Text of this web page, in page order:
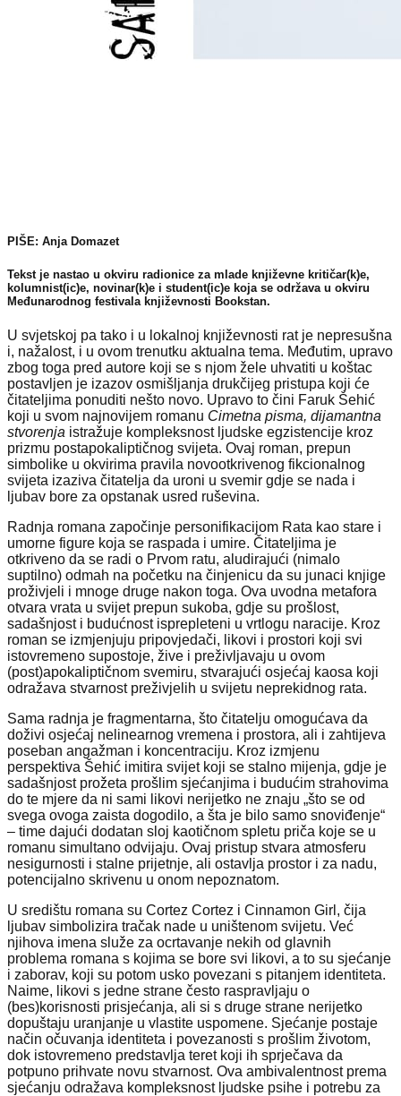
PIŠE: Anja Domazet
Tekst je nastao u okviru radionice za mlade književne kritičar(k)e,
kolumnist(ic)e, novinar(k)e i student(ic)e koja se održava u okviru
Međunarodnog festivala književnosti Bookstan.
U svjetskoj pa tako i u lokalnoj književnosti rat je nepresušna
i, nažalost, i u ovom trenutku aktualna tema. Međutim, upravo
zbog toga pred autore koji se s njom žele uhvatiti u koštac
postavljen je izazov osmišljanja drukčijeg pristupa koji će
čitateljima ponuditi nešto novo. Upravo to čini Faruk Šehić
koji u svom najnovijem romanu Cimetna pisma, dijamantna
stvorenja istražuje kompleksnost ljudske egzistencije kroz
prizmu postapokaliptičnog svijeta. Ovaj roman, prepun
simbolike u okvirima pravila novootkrivenog fikcionalnog
svijeta izaziva čitatelja da uroni u svemir gdje se nada i
ljubav bore za opstanak usred ruševina.
Radnja romana započinje personifikacijom Rata kao stare i
umorne figure koja se raspada i umire. Čitateljima je
otkriveno da se radi o Prvom ratu, aludirajući (nimalo
suptilno) odmah na početku na činjenicu da su junaci knjige
proživjeli i mnoge druge nakon toga. Ova uvodna metafora
otvara vrata u svijet prepun sukoba, gdje su prošlost,
sadašnjost i budućnost isprepleteni u vrtlogu naracije. Kroz
roman se izmjenjuju pripovjedači, likovi i prostori koji svi
istovremeno supostoje, žive i preživljavaju u ovom
(post)apokaliptičnom svemiru, stvarajući osjećaj kaosa koji
odražava stvarnost preživjelih u svijetu neprekidnog rata.
Sama radnja je fragmentarna, što čitatelju omogućava da
doživi osjećaj nelinearnog vremena i prostora, ali i zahtijeva
poseban angažman i koncentraciju. Kroz izmjenu
perspektiva Šehić imitira svijet koji se stalno mijenja, gdje je
sadašnjost prožeta prošlim sjećanjima i budućim strahovima
do te mjere da ni sami likovi nerijetko ne znaju „što se od
svega ovoga zaista dogodilo, a šta je bilo samo snoviđenje“
– time dajući dodatan sloj kaotičnom spletu priča koje se u
romanu simultano odvijaju. Ovaj pristup stvara atmosferu
nesigurnosti i stalne prijetnje, ali ostavlja prostor i za nadu,
potencijalno skrivenu u onom nepoznatom.
U središtu romana su Cortez Cortez i Cinnamon Girl, čija
ljubav simbolizira tračak nade u uništenom svijetu. Već
njihova imena služe za ocrtavanje nekih od glavnih
problema romana s kojima se bore svi likovi, a to su sjećanje
i zaborav, koji su potom usko povezani s pitanjem identiteta.
Naime, likovi s jedne strane često raspravljaju o
(bes)korisnosti prisjećanja, ali si s druge strane nerijetko
dopuštaju uranjanje u vlastite uspomene. Sjećanje postaje
način očuvanja identiteta i povezanosti s prošlim životom,
dok istovremeno predstavlja teret koji ih sprječava da
potpuno prihvate novu stvarnost. Ova ambivalentnost prema
sjećanju odražava kompleksnost ljudske psihe i potrebu za